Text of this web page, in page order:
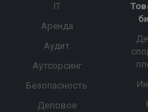
IT
Аренда
Аудит
Аутсорсинг
Безопасность
Деловое